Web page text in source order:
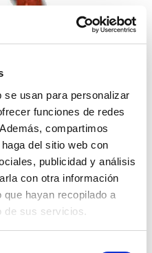
usan para personalizar
funciones de redes
compartimos
del sitio web con
publicidad y análisis
con otra información
hayan recopilado a
de sus servicios.
5000
comprar